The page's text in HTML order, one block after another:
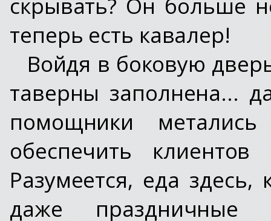
теперь есть кавалер!
Войдя в боковую
таверны заполнена...
помощники
обеспечить
Разумеется, еда
даже